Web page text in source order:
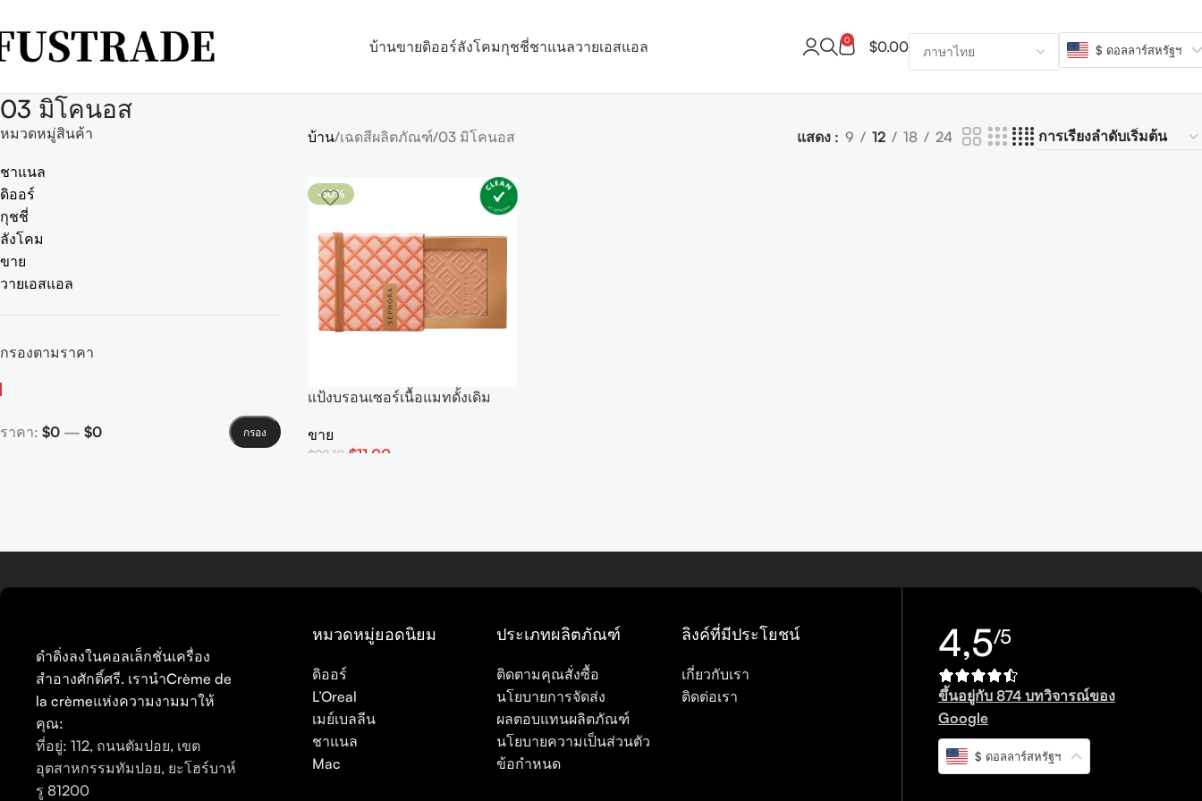
บ้านขายดิออร์ลังโคมกุชชี่ชาแนลวายเอสแอล 0 $0.00 $ ดอลลาร์สหรัฐฯ
03 มิโคนอส
หมวดหมู่สินค้า
ชาแนล
ดิออร์
กุชชี่
ลังโคม
ขาย
วายเอสแอล
กรองตามราคา
กรอง
ราคา: $0 — $0
บ้าน เฉดสีผลิตภัณฑ์ 03 มิโคนอส แสดง 9 12 18 24
-50%
แป้งบรอนเซอร์เนื้อแมทดั้งเดิม
ขาย
$22.10 $11.00
ดำดิ่งลงในคอลเล็กชั่นเครื่อง
สำอางศักดิ์ศรี. เรานำCrème de
la crèmeแห่งความงามมาให้
คุณ:
ที่อยู่: 112, ถนนตัมปอย, เขต
อุตสาหกรรมทัมปอย, ยะโฮร์บาห์
รู 81200
หมวดหมู่ยอดนิยม
ดิออร์
L’Oreal
เมย์เบลลีน
ชาแนล
Mac
ประเภทผลิตภัณฑ์
ติดตามคุณสั่งซื้อ
นโยบายการจัดส่ง
ผลตอบแทนผลิตภัณฑ์
นโยบายความเป็นส่วนตัว
ข้อกำหนด
ลิงค์ที่มีประโยชน์
เกี่ยวกับเรา
ติดต่อเรา
4,5/5
ขึ้นอยู่กับ 874 บทวิจารณ์ของ
Google
$ ดอลลาร์สหรัฐฯ